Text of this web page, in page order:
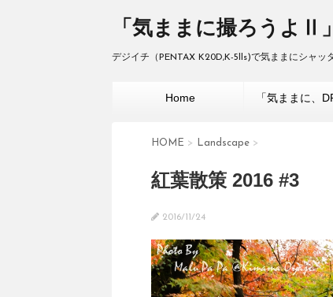
「気ままに撮ろうよⅡ」
デジイチ（PENTAX K20D,K-5lls)で気ままにシャッ
Home 「気ままに、
HOME > Landscape >
紅葉散策 2016 #3
2016/11/24